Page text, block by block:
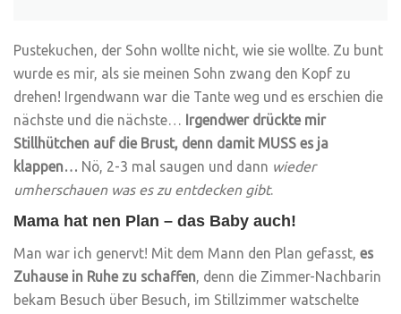
Pustekuchen, der Sohn wollte nicht, wie sie wollte. Zu bunt
wurde es mir, als sie meinen Sohn zwang den Kopf zu
drehen! Irgendwann war die Tante weg und es erschien die
nächste und die nächste… Irgendwer drückte mir
Stillhütchen auf die Brust, denn damit MUSS es ja
klappen… Nö, 2-3 mal saugen und dann wieder
umherschauen was es zu entdecken gibt.
Mama hat nen Plan – das Baby auch!
Man war ich genervt! Mit dem Mann den Plan gefasst, es
Zuhause in Ruhe zu schaffen, denn die Zimmer-Nachbarin
bekam Besuch über Besuch, im Stillzimmer watschelte